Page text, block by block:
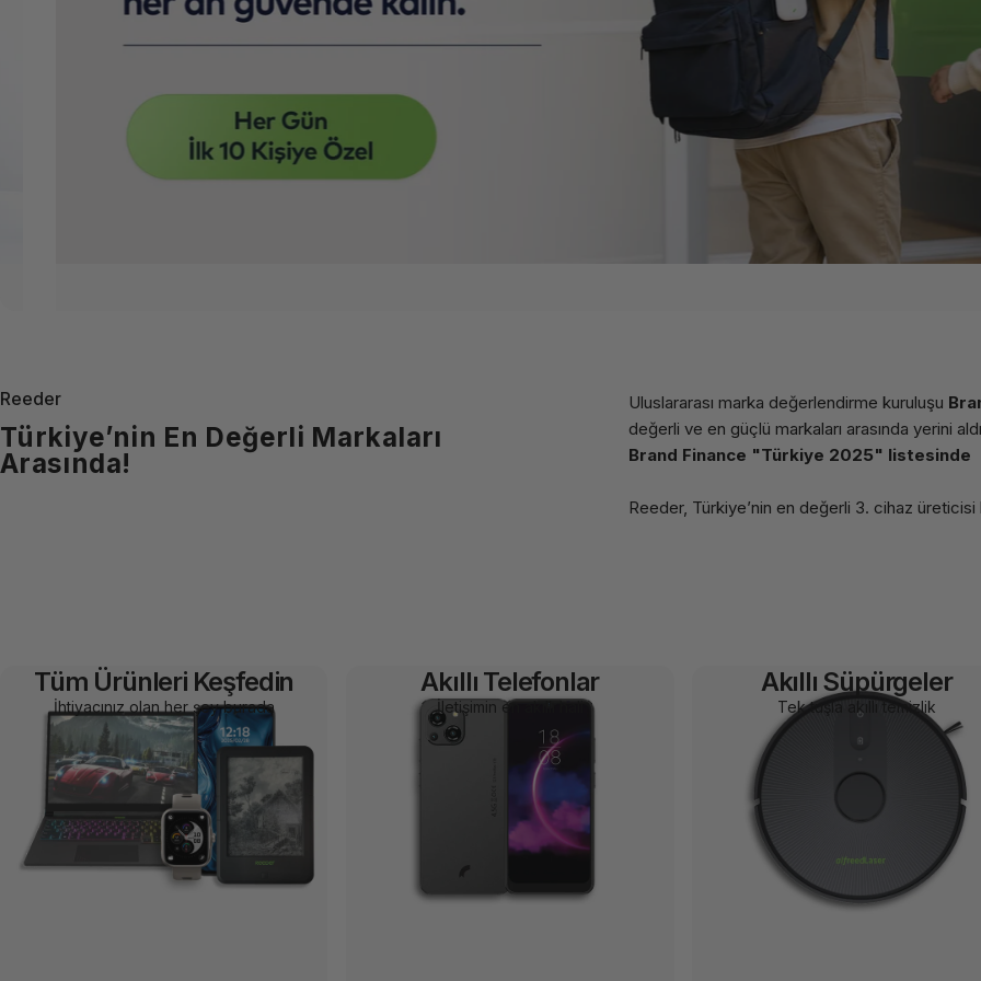
Sayfa 1
Sayfa 2
Sayfa 3
Sayfa 4
Sayfa 5Sayfa 6
Sayfa 7
Sayfa 8
Sayfa 9
Reeder
Türkiye’nin En Değerli Markaları
Arasında!
Uluslararası marka değerlendirme kuruluşu
değerli ve en güçlü markaları arasında yerini
Brand Finance "Türkiye 2025" listesinde
Reeder, Türkiye’nin en değerli 3. cihaz üreticisi
Tüm Ürünleri Keşfedin
İhtiyacınız olan her şey burada
Akıllı Telefonlar
İletişimin en akıllı hali
Akıllı Süpürgeler
Tek tuşla akıllı temizlik